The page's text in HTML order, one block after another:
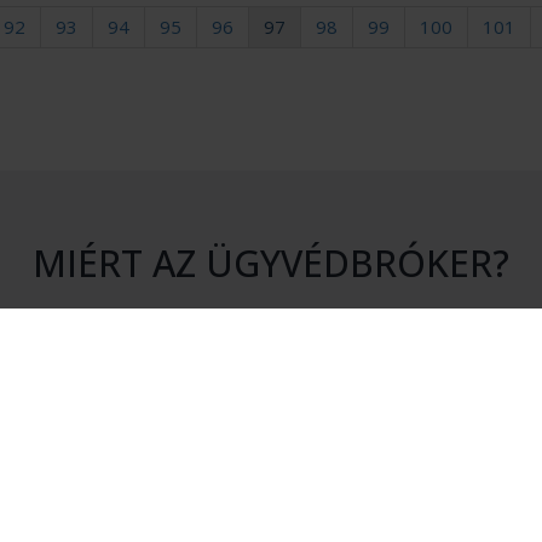
92 93 94 95 96 97 98 99 100 101
MIÉRT AZ ÜGYVÉDBRÓKER?